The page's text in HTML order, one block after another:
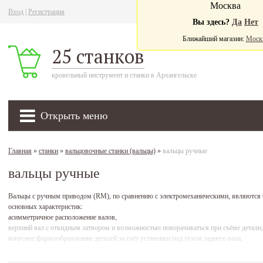
Вход Регистрация
25 станков
кровельный инструмент и станки в Архангельске
Открыть меню
Москва
Вы здесь? Да Нет
Ближайший магазин:
Главная » станки » вальцовочные станки (вальцы) » вальцы ручные
вальцы ручные
Вальцы с ручным приводом (RM), по сравнению с электромеханическими,
основных характеристик:
асимметричное расположение валов,
верхний вал с откидным затвором и возможностью поворачиваться при съёме детали,
конусное формообразование деталей за счёт установки под углом заднего вала,